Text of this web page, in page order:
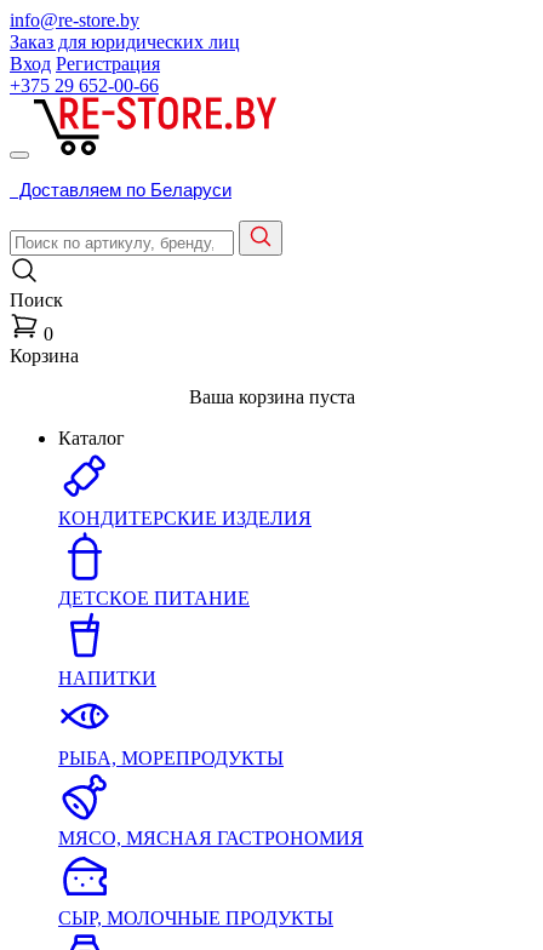
info@re-store.by
Заказ для юридических лиц
Вход Регистрация
+375 29 652-00-66
Доставляем по Беларуси
Поиск
0
Корзина
Ваша корзина пуста
Каталог
КОНДИТЕРСКИЕ ИЗДЕЛИЯ
ДЕТСКОЕ ПИТАНИЕ
НАПИТКИ
РЫБА, МОРЕПРОДУКТЫ
МЯСО, МЯСНАЯ ГАСТРОНОМИЯ
СЫР, МОЛОЧНЫЕ ПРОДУКТЫ